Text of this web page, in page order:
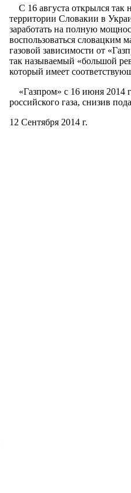
С 16 августа открылся так
территории Словакии в
заработать на полную
воспользоваться
газовой зависимости от
так называемый «большой
который имеет
«Газпром» с 16 июня 2014
российского газа, снизив
12 Сентября 2014 г.